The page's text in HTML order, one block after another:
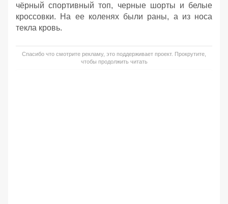
чёрный спортивный топ, черные шорты и белые
кроссовки. На ее коленях были раны, а из носа
текла кровь.
Спасибо что смотрите рекламу, это поддерживает проект. Прокрутите,
чтобы продолжить читать